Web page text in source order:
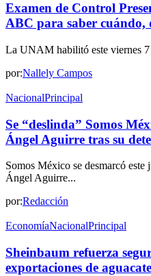
Examen de Control
ABC para saber cuándo,
La UNAM habilitó este viernes 7
por:Nallely Campos
NacionalPrincipal
Se “deslinda” Somos
Ángel Aguirre tras su
Somos México se desmarcó este
Ángel Aguirre...
por:Redacción
EconomíaNacionalPrincipal
Sheinbaum refuerza
exportaciones de